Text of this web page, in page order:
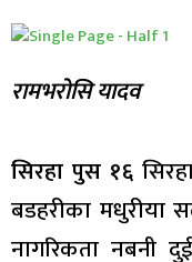
रामभरोसि यादव
सिरहा पुस १६
बडहरीका मधुरीया
नागरिकता नबनी